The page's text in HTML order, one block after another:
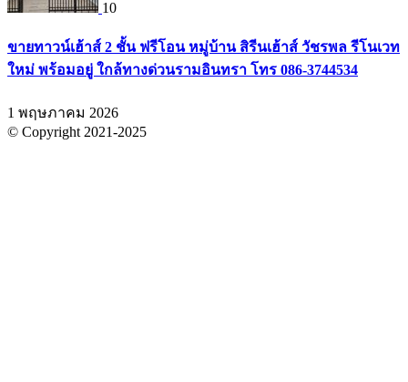
10
ขายทาวน์เฮ้าส์ 2 ชั้น ฟรีโอน หมู่บ้าน สิรีนเฮ้าส์ วัชรพล รีโนเวท
ใหม่ พร้อมอยู่ ใกล้ทางด่วนรามอินทรา โทร 086-3744534
1 พฤษภาคม 2026
© Copyright 2021-2025